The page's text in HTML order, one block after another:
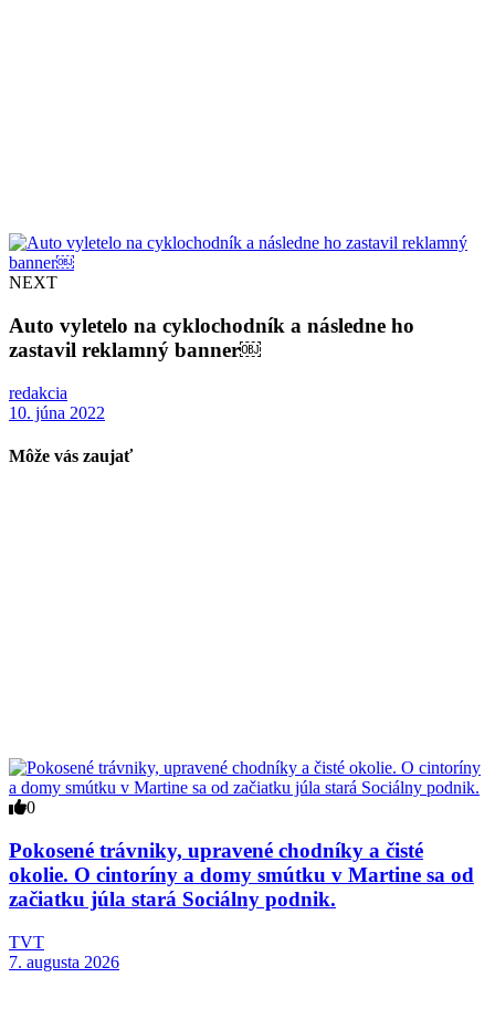
NEXT
Auto vyletelo na cyklochodník a následne ho
zastavil reklamný banner￼
redakcia
10. júna 2022
Môže vás zaujať
0
Pokosené trávniky, upravené chodníky a čisté
okolie. O cintoríny a domy smútku v Martine sa od
začiatku júla stará Sociálny podnik.
TVT
7. augusta 2026